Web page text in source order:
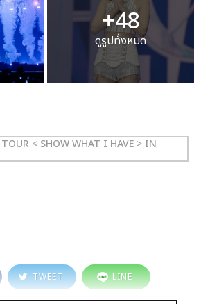
+48
ดูรูปทั้งหมด
< SHOW WHAT I HAVE > IN
TWEET LINE